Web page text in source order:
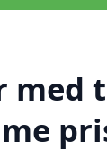
med